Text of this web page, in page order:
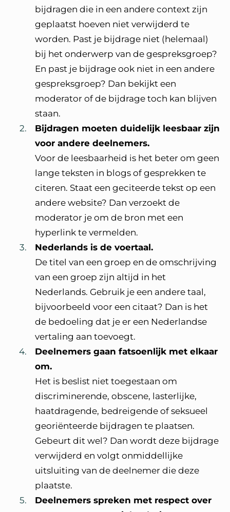
bijdragen die in een andere context zijn
geplaatst hoeven niet verwijderd te
worden. Past je bijdrage niet (helemaal)
bij het onderwerp van de gespreksgroep?
En past je bijdrage ook niet in een andere
gespreksgroep? Dan bekijkt een
moderator of de bijdrage toch kan blijven
staan.
Bijdragen moeten duidelijk leesbaar zijn
voor andere deelnemers.
Voor de leesbaarheid is het beter om geen
lange teksten in blogs of gesprekken te
citeren. Staat een geciteerde tekst op een
andere website? Dan verzoekt de
moderator je om de bron met een
hyperlink te vermelden.
Nederlands is de voertaal.
De titel van een groep en de omschrijving
van een groep zijn altijd in het
Nederlands. Gebruik je een andere taal,
bijvoorbeeld voor een citaat? Dan is het
de bedoeling dat je er een Nederlandse
vertaling aan toevoegt.
Deelnemers gaan fatsoenlijk met elkaar
om.
Het is beslist niet toegestaan om
discriminerende, obscene, lasterlijke,
haatdragende, bedreigende of seksueel
georiënteerde bijdragen te plaatsen.
Gebeurt dit wel? Dan wordt deze bijdrage
verwijderd en volgt onmiddellijke
uitsluiting van de deelnemer die deze
plaatste.
Deelnemers spreken met respect over